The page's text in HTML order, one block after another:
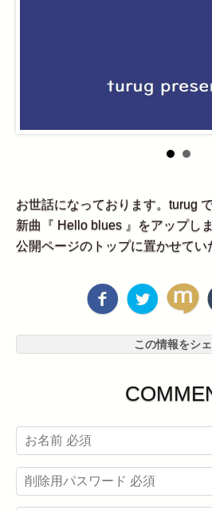
お世話になっております。turug で
新曲『 Hello blues 』をアップし
公開ページのトップに置かせてい
この情報をシ